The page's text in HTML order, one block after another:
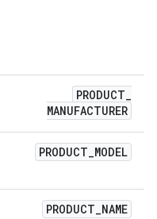
PRODUCT_
MANUFACTURER
PRODUCT_MODEL
PRODUCT_NAME